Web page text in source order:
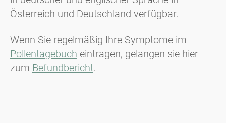
Österreich und Deutschland verfügbar.
Wenn Sie regelmäßig Ihre Symptome im
Pollentagebuch eintragen, gelangen sie hier
zum Befundbericht.